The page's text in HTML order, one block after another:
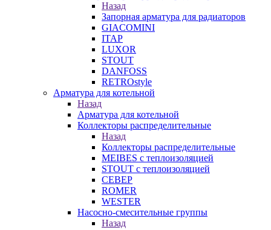
Назад
Запорная арматура для радиаторов
GIACOMINI
ITAP
LUXOR
STOUT
DANFOSS
RETROstyle
Арматура для котельной
Назад
Арматура для котельной
Коллекторы распределительные
Назад
Коллекторы распределительные
MEIBES с теплоизоляцией
STOUT с теплоизоляцией
СЕВЕР
ROMER
WESTER
Насосно-смесительные группы
Назад